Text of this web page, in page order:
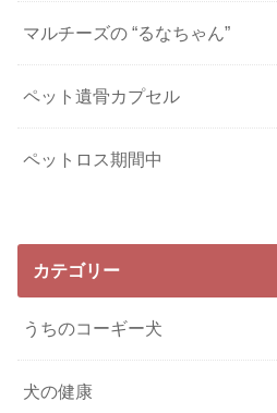
マルチーズの “るなちゃん”
ペット遺骨カプセル
ペットロス期間中
カテゴリー
うちのコーギー犬
犬の健康